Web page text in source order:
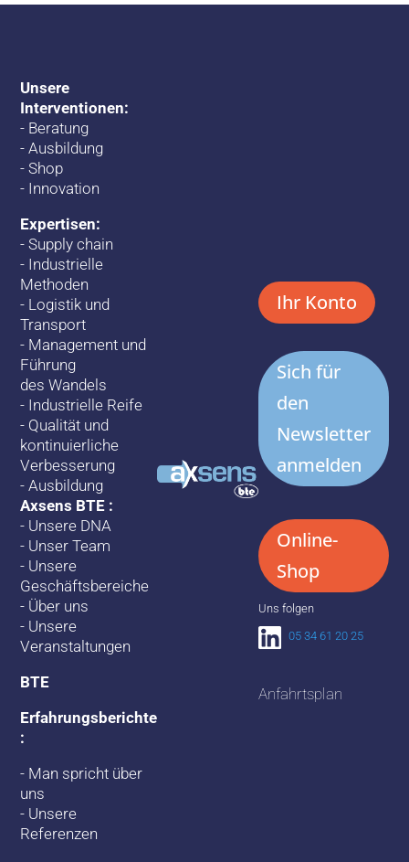
Unsere
Interventionen:
- Beratung
-Ausbildung
-Shop
- Innovation
Expertisen:
-Supply chain
- Industrielle
Methoden
- Logistik und
Transport
- Management und
Führung
des Wandels
- Industrielle Reife
- Qualität und
kontinuierliche
Verbesserung
-Ausbildung
Axsens BTE :
- Unsere DNA
- Unser Team
- Unsere
Geschäftsbereiche
- Über uns
- Unsere
Veranstaltungen
BTE
Erfahrungsberichte
:
- Man spricht über
uns
- Unsere
Referenzen
Ihr Konto
Sich für
den
Newsletter
anmelden
Online-
Shop
Uns folgen
05 34 61 20 25
Anfahrtsplan